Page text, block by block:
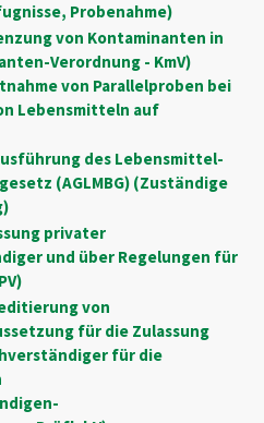
Probenahme)
von Kontaminanten in
Verordnung - KmV)
von Parallelproben bei
Lebensmitteln auf
des Lebensmittel-
(AGLMBG) (Zuständige
privater
und über Regelungen für
von
für die Zulassung
für die